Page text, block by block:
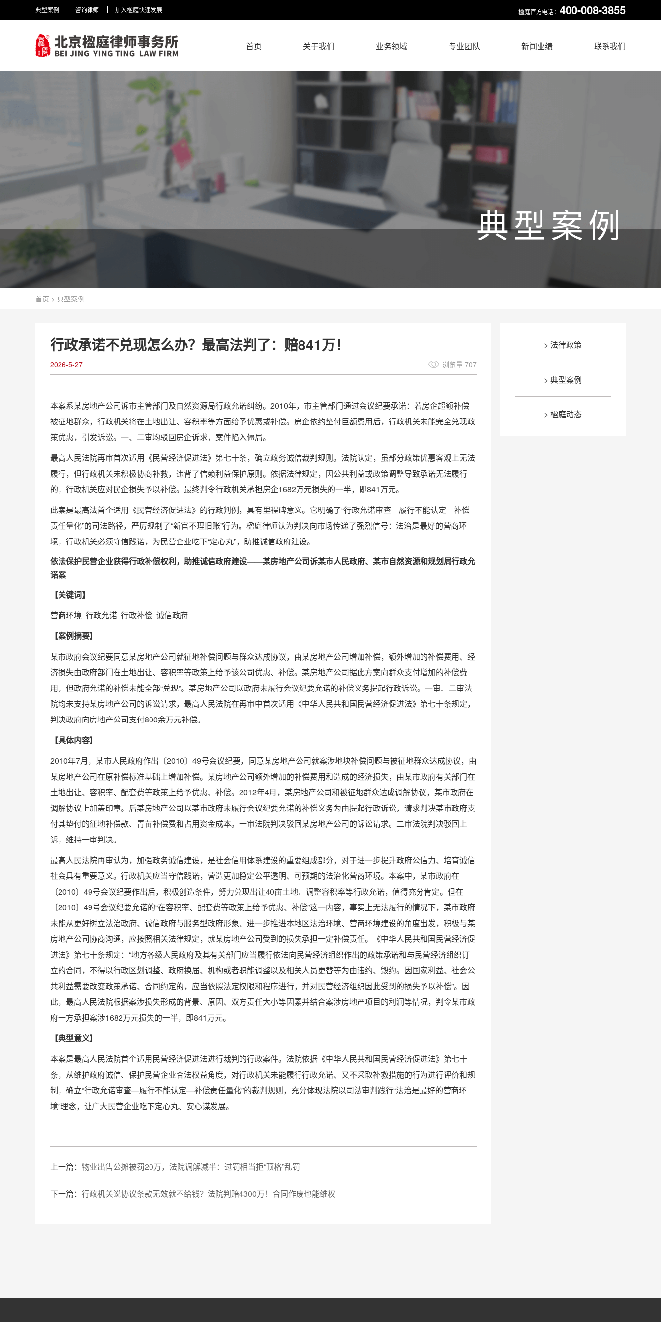
典型案例 咨询律师 加入楹庭快速发展 楹庭官方电话： 400-008-3855
首页 关于我们 业务领域 专业团队 新闻业绩 联系我们
典型案例
首页 > 典型案例
行政承诺不兑现怎么办？最高法判了：赔841万！
2026-5-27 浏览量 707
本案系某房地产公司诉市主管部门及自然资源局行政允诺纠纷。2010年，市主管部门通过会议纪要承诺：若房企超额补偿
被征地群众，行政机关将在土地出让、容积率等方面给予优惠或补偿。房企依约垫付巨额费用后，行政机关未能完全兑现政
策优惠，引发诉讼。一、二审均驳回房企诉求，案件陷入僵局。
最高人民法院再审首次适用《民营经济促进法》第七十条，确立政务诚信裁判规则。法院认定，虽部分政策优惠客观上无法
履行，但行政机关未积极协商补救，违背了信赖利益保护原则。依据法律规定，因公共利益或政策调整导致承诺无法履行
的，行政机关应对民企损失予以补偿。最终判令行政机关承担房企1682万元损失的一半，即841万元。
此案是最高法首个适用《民营经济促进法》的行政判例，具有里程碑意义。它明确了“行政允诺审查—履行不能认定—补偿
责任量化”的司法路径，严厉规制了“新官不理旧账”行为。楹庭律师认为判决向市场传递了强烈信号：法治是最好的营商环
境，行政机关必须守信践诺，为民营企业吃下“定心丸”，助推诚信政府建设。
依法保护民营企业获得行政补偿权利，助推诚信政府建设——某房地产公司诉某市人民政府、某市自然资源和规划局行政允
诺案
【关键词】
营商环境 行政允诺 行政补偿 诚信政府
【案例摘要】
某市政府会议纪要同意某房地产公司就征地补偿问题与群众达成协议，由某房地产公司增加补偿，额外增加的补偿费用、经
济损失由政府部门在土地出让、容积率等政策上给予该公司优惠、补偿。某房地产公司据此方案向群众支付增加的补偿费
用，但政府允诺的补偿未能全部“兑现”。某房地产公司以政府未履行会议纪要允诺的补偿义务提起行政诉讼。一审、二审法
院均未支持某房地产公司的诉讼请求，最高人民法院在再审中首次适用《中华人民共和国民营经济促进法》第七十条规定，
判决政府向房地产公司支付800余万元补偿。
【具体内容】
2010年7月，某市人民政府作出〔2010〕49号会议纪要，同意某房地产公司就案涉地块补偿问题与被征地群众达成协议，由
某房地产公司在原补偿标准基础上增加补偿。某房地产公司额外增加的补偿费用和造成的经济损失，由某市政府有关部门在
土地出让、容积率、配套费等政策上给予优惠、补偿。2012年4月，某房地产公司和被征地群众达成调解协议，某市政府在
调解协议上加盖印章。后某房地产公司以某市政府未履行会议纪要允诺的补偿义务为由提起行政诉讼，请求判决某市政府支
付其垫付的征地补偿款、青苗补偿费和占用资金成本。一审法院判决驳回某房地产公司的诉讼请求。二审法院判决驳回上
诉，维持一审判决。
最高人民法院再审认为，加强政务诚信建设，是社会信用体系建设的重要组成部分，对于进一步提升政府公信力、培育诚信
社会具有重要意义。行政机关应当守信践诺，营造更加稳定公平透明、可预期的法治化营商环境。本案中，某市政府在
〔2010〕49号会议纪要作出后，积极创造条件，努力兑现出让40亩土地、调整容积率等行政允诺，值得充分肯定。但在
〔2010〕49号会议纪要允诺的“在容积率、配套费等政策上给予优惠、补偿”这一内容，事实上无法履行的情况下，某市政府
未能从更好树立法治政府、诚信政府与服务型政府形象、进一步推进本地区法治环境、营商环境建设的角度出发，积极与某
房地产公司协商沟通，应按照相关法律规定，就某房地产公司受到的损失承担一定补偿责任。《中华人民共和国民营经济促
进法》第七十条规定：“地方各级人民政府及其有关部门应当履行依法向民营经济组织作出的政策承诺和与民营经济组织订
立的合同，不得以行政区划调整、政府换届、机构或者职能调整以及相关人员更替等为由违约、毁约。因国家利益、社会公
共利益需要改变政策承诺、合同约定的，应当依照法定权限和程序进行，并对民营经济组织因此受到的损失予以补偿”。因
此，最高人民法院根据案涉损失形成的背景、原因、双方责任大小等因素并结合案涉房地产项目的利润等情况，判令某市政
府一方承担案涉1682万元损失的一半，即841万元。
【典型意义】
本案是最高人民法院首个适用民营经济促进法进行裁判的行政案件。法院依据《中华人民共和国民营经济促进法》第七十
条，从维护政府诚信、保护民营企业合法权益角度，对行政机关未能履行行政允诺、又不采取补救措施的行为进行评价和规
制，确立“行政允诺审查—履行不能认定—补偿责任量化”的裁判规则，充分体现法院以司法审判践行“法治是最好的营商环
境”理念，让广大民营企业吃下定心丸、安心谋发展。
上一篇： 物业出售公摊被罚20万，法院调解减半：过罚相当拒“顶格”乱罚
下一篇： 行政机关说协议条款无效就不给钱？法院判赔4300万！合同作废也能维权
> 法律政策
> 典型案例
> 楹庭动态